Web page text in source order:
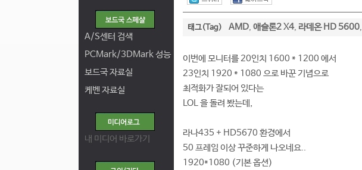
A/S센터 검색
PCMark/3DMark 성능
보드국 자료실
케벤 자료실
내 미디어 바로가기
태그(Tag) AMD, 애슬론2 X4, 라데온 HD 5600,
이번에 모니터를 20인치 1600 * 1200 에서
23인치 1920 * 1080 으로 바꾼 기념으로
최적화가 잘되어 있다는
LOL 을 돌려 봤는데,
라나435 + HD5670 환경에서
50 프레임 이상 꾸준하게 나오네요..
1920*1080 (기본 옵션)